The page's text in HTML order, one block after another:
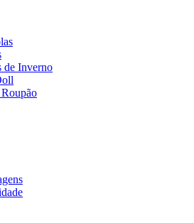
de Inverno